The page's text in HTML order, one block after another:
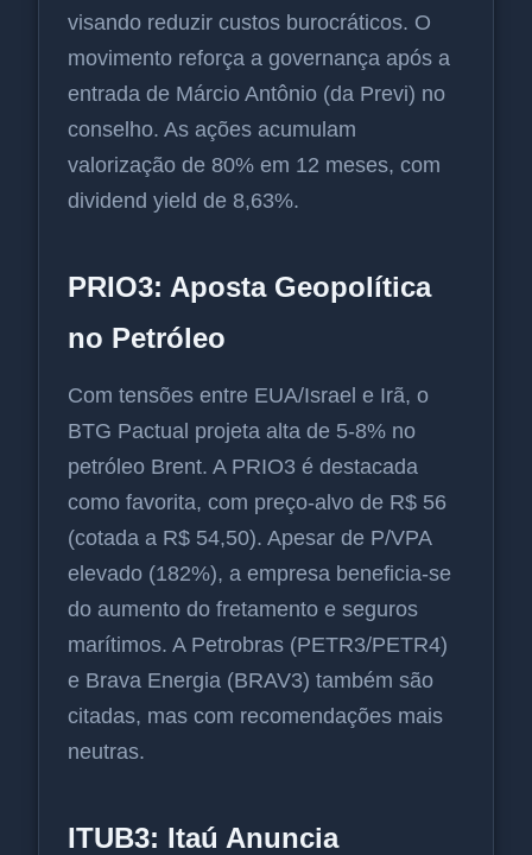
visando reduzir custos burocráticos. O
movimento reforça a governança após a
entrada de Márcio Antônio (da Previ) no
conselho. As ações acumulam
valorização de 80% em 12 meses, com
dividend yield de 8,63%.
PRIO3: Aposta Geopolítica
no Petróleo
Com tensões entre EUA/Israel e Irã, o
BTG Pactual projeta alta de 5-8% no
petróleo Brent. A PRIO3 é destacada
como favorita, com preço-alvo de R$ 56
(cotada a R$ 54,50). Apesar de P/VPA
elevado (182%), a empresa beneficia-se
do aumento do fretamento e seguros
marítimos. A Petrobras (PETR3/PETR4)
e Brava Energia (BRAV3) também são
citadas, mas com recomendações mais
neutras.
ITUB3: Itaú Anuncia